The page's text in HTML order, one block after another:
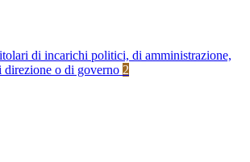
di incarichi politici, di amministrazione,
direzione o di governo 2